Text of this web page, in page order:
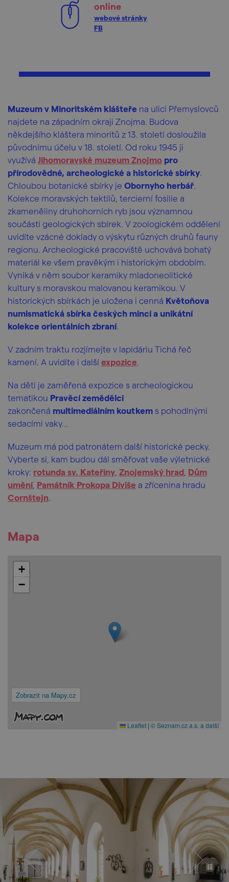
online
webové stránky
FB
Muzeum v Minoritském klášteře na ulici Přemyslovců
najdete na západním okraji Znojma. Budova
někdejšího kláštera minoritů z 13. století dosloužila
původnímu účelu v 18. století. Od roku 1945 ji
využívá Jihomoravské muzeum Znojmo pro
přírodovědné, archeologické a historické sbírky.
Chloubou botanické sbírky je Obornyho herbář.
Kolekce moravských tektilů, tercierní fosilie a
zkameněliny druhohorních ryb jsou významnou
součástí geologických sbírek. V zoologickém oddělení
uvidíte vzácné doklady o výskytu různých druhů fauny
regionu. Archeologické pracoviště uchovává bohatý
materiál ke všem pravěkým i historickým obdobím.
Vyniká v něm soubor keramiky mladoneolitické
kultury s moravskou malovanou keramikou. V
historických sbírkách je uložena i cenná Květoňova
numismatická sbírka českých mincí a unikátní
kolekce orientálních zbraní.
V zadním traktu rozjímejte v lapidáriu Tichá řeč
kamení. A uvidíte i další expozice.
Na děti je zaměřená expozice s archeologickou
tematikou Pravěcí zemědělci
zakončená multimediálním koutkem s pohodlnými
sedacími vaky...
Muzeum má pod patronátem další historické pecky.
Vyberte si, kam budou dál směřovat vaše výletnické
kroky: rotunda sv. Kateřiny Znojemský hrad Dům
umění, Památník Prokopa Diviše a zřícenina hradu
Cornštejn.
Mapa
Zobrazit na Mapy.cz
+
−
Leaflet | © Seznam.cz a.s. a další